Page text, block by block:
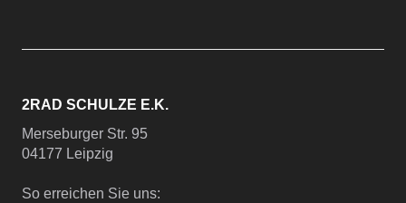
2RAD SCHULZE E.K.
Merseburger Str. 95
04177 Leipzig
So erreichen Sie uns: